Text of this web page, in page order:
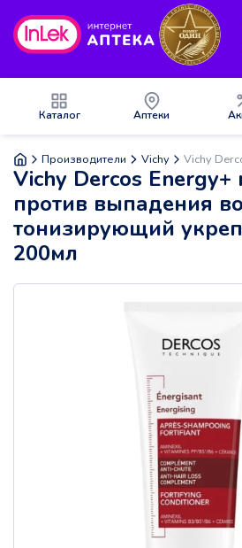
Каталог Аптеки
Производители Vichy Vichy
Vichy Dercos
против выпадения
тонизирующий
200мл